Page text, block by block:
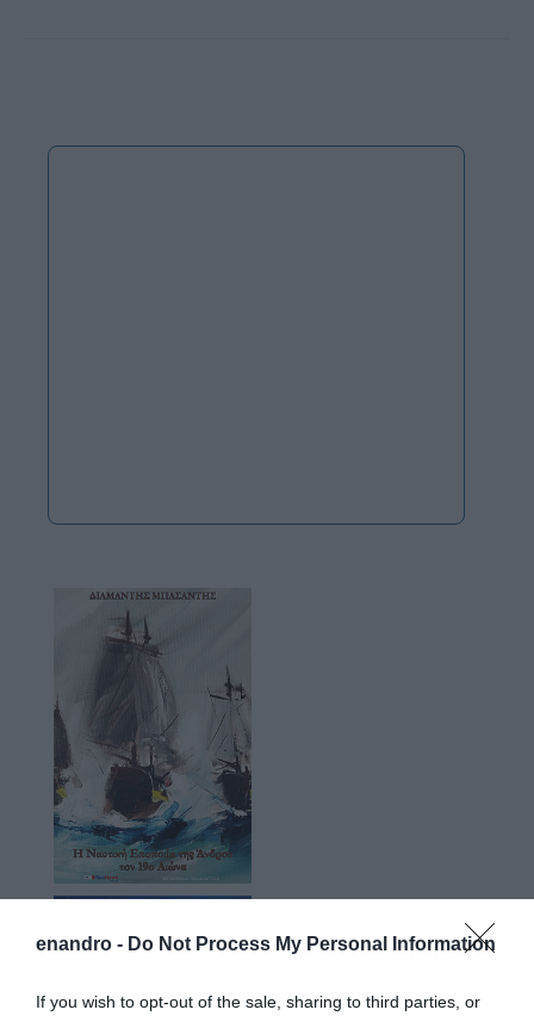
enandro - Do Not Process My Personal Information
If you wish to opt-out of the sale, sharing to third parties, or